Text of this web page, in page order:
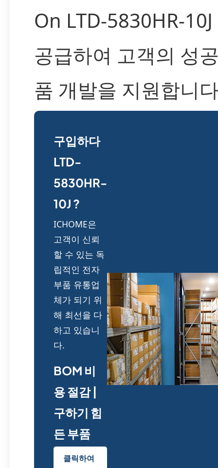
On LTD-5830HR-
공급하여 고객의 성
품 개발을 지원합니
구입하다
LTD-
5830HR-
10J ?
ICHOME은
고객이 신뢰
할 수 있는 독
립적인 전자
부품 유통업
체가 되기 위
해 최선을 다
하고 있습니
다.
BOM 비
용 절감 |
구하기 힘
든 부품
클릭하여